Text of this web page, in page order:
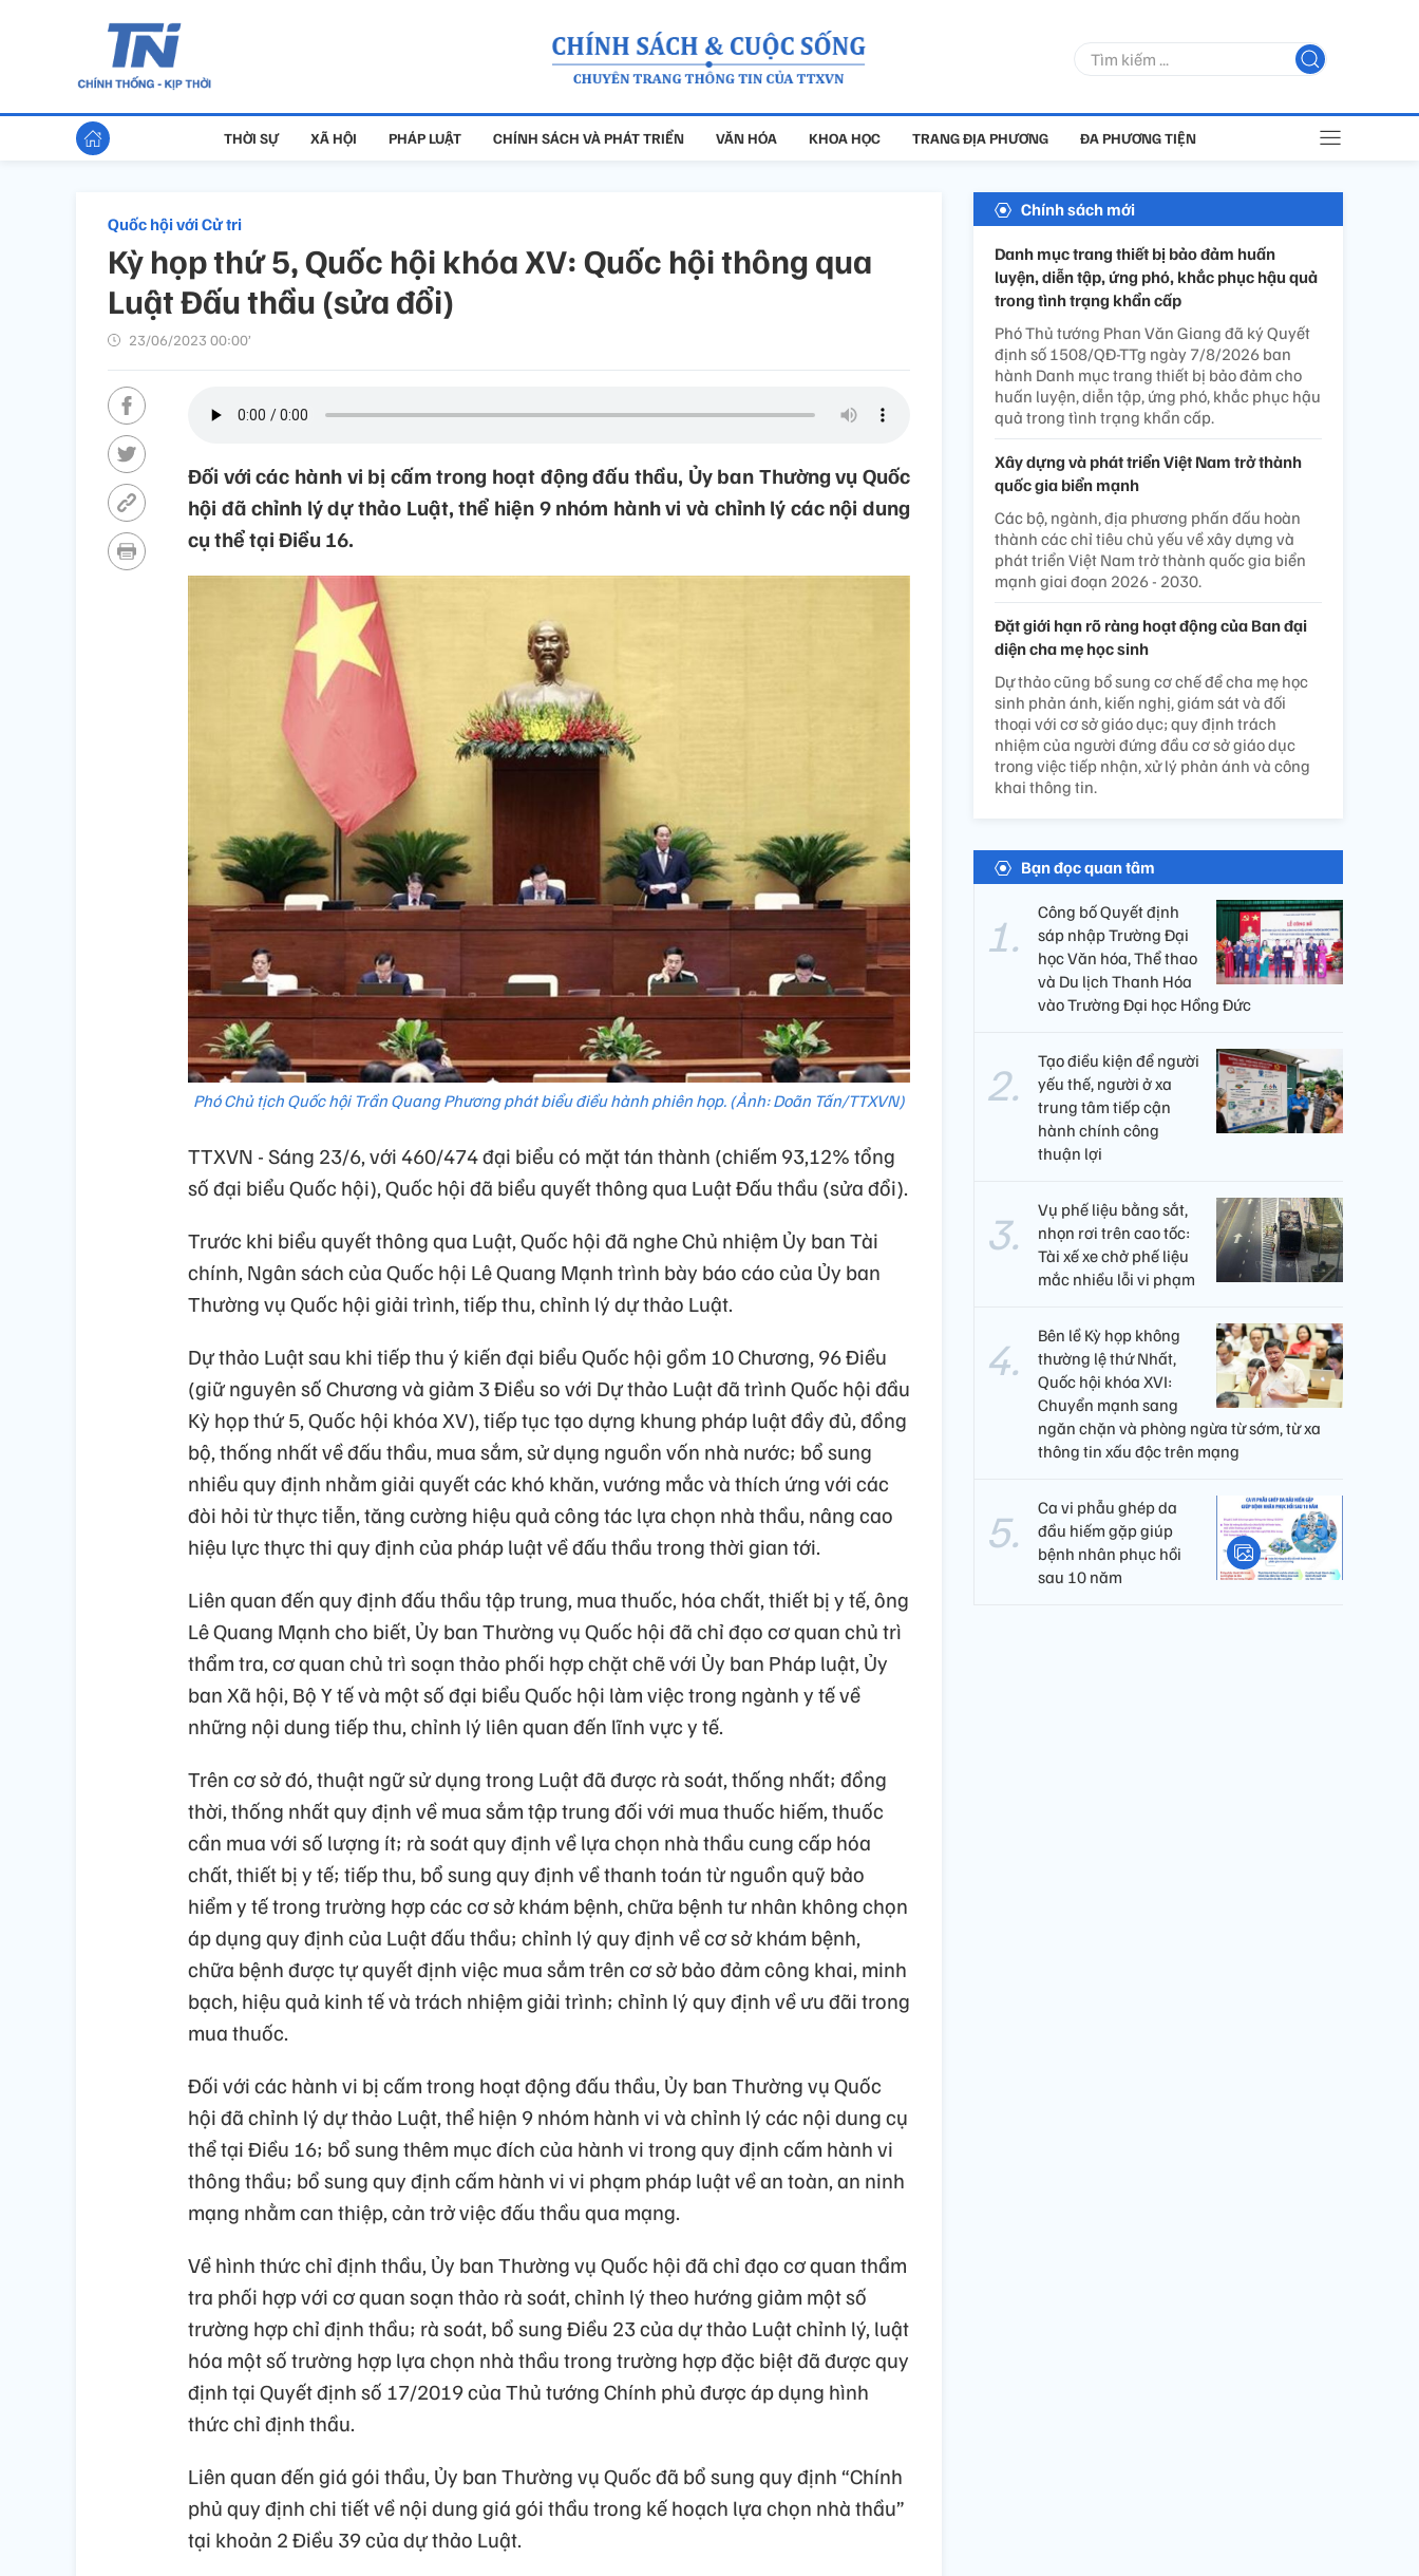
THỜI SỰ XÃ HỘI PHÁP LUẬT CHÍNH SÁCH VÀ PHÁT TRIỂN VĂN HÓA KHOA HỌC TRANG ĐỊA PHƯƠNG ĐA PHƯƠNG TIỆN
Quốc hội với Cử tri
Kỳ họp thứ 5, Quốc hội khóa XV: Quốc hội thông qua
Luật Đấu thầu (sửa đổi)
23/06/2023 00:00’
Đối với các hành vi bị cấm trong hoạt động đấu thầu, Ủy ban Thường vụ Quốc
hội đã chỉnh lý dự thảo Luật, thể hiện 9 nhóm hành vi và chỉnh lý các nội dung
cụ thể tại Điều 16.
Phó Chủ tịch Quốc hội Trần Quang Phương phát biểu điều hành phiên họp. (Ảnh: Doãn Tấn/TTXVN)
TTXVN - Sáng 23/6, với 460/474 đại biểu có mặt tán thành (chiếm 93,12% tổng
số đại biểu Quốc hội), Quốc hội đã biểu quyết thông qua Luật Đấu thầu (sửa đổi).
Trước khi biểu quyết thông qua Luật, Quốc hội đã nghe Chủ nhiệm Ủy ban Tài
chính, Ngân sách của Quốc hội Lê Quang Mạnh trình bày báo cáo của Ủy ban
Thường vụ Quốc hội giải trình, tiếp thu, chỉnh lý dự thảo Luật.
Dự thảo Luật sau khi tiếp thu ý kiến đại biểu Quốc hội gồm 10 Chương, 96 Điều
(giữ nguyên số Chương và giảm 3 Điều so với Dự thảo Luật đã trình Quốc hội đầu
Kỳ họp thứ 5, Quốc hội khóa XV), tiếp tục tạo dựng khung pháp luật đầy đủ, đồng
bộ, thống nhất về đấu thầu, mua sắm, sử dụng nguồn vốn nhà nước; bổ sung
nhiều quy định nhằm giải quyết các khó khăn, vướng mắc và thích ứng với các
đòi hỏi từ thực tiễn, tăng cường hiệu quả công tác lựa chọn nhà thầu, nâng cao
hiệu lực thực thi quy định của pháp luật về đấu thầu trong thời gian tới.
Liên quan đến quy định đấu thầu tập trung, mua thuốc, hóa chất, thiết bị y tế, ông
Lê Quang Mạnh cho biết, Ủy ban Thường vụ Quốc hội đã chỉ đạo cơ quan chủ trì
thẩm tra, cơ quan chủ trì soạn thảo phối hợp chặt chẽ với Ủy ban Pháp luật, Ủy
ban Xã hội, Bộ Y tế và một số đại biểu Quốc hội làm việc trong ngành y tế về
những nội dung tiếp thu, chỉnh lý liên quan đến lĩnh vực y tế.
Trên cơ sở đó, thuật ngữ sử dụng trong Luật đã được rà soát, thống nhất; đồng
thời, thống nhất quy định về mua sắm tập trung đối với mua thuốc hiếm, thuốc
cần mua với số lượng ít; rà soát quy định về lựa chọn nhà thầu cung cấp hóa
chất, thiết bị y tế; tiếp thu, bổ sung quy định về thanh toán từ nguồn quỹ bảo
hiểm y tế trong trường hợp các cơ sở khám bệnh, chữa bệnh tư nhân không chọn
áp dụng quy định của Luật đấu thầu; chỉnh lý quy định về cơ sở khám bệnh,
chữa bệnh được tự quyết định việc mua sắm trên cơ sở bảo đảm công khai, minh
bạch, hiệu quả kinh tế và trách nhiệm giải trình; chỉnh lý quy định về ưu đãi trong
mua thuốc.
Đối với các hành vi bị cấm trong hoạt động đấu thầu, Ủy ban Thường vụ Quốc
hội đã chỉnh lý dự thảo Luật, thể hiện 9 nhóm hành vi và chỉnh lý các nội dung cụ
thể tại Điều 16; bổ sung thêm mục đích của hành vi trong quy định cấm hành vi
thông thầu; bổ sung quy định cấm hành vi vi phạm pháp luật về an toàn, an ninh
mạng nhằm can thiệp, cản trở việc đấu thầu qua mạng.
Về hình thức chỉ định thầu, Ủy ban Thường vụ Quốc hội đã chỉ đạo cơ quan thẩm
tra phối hợp với cơ quan soạn thảo rà soát, chỉnh lý theo hướng giảm một số
trường hợp chỉ định thầu; rà soát, bổ sung Điều 23 của dự thảo Luật chỉnh lý, luật
hóa một số trường hợp lựa chọn nhà thầu trong trường hợp đặc biệt đã được quy
định tại Quyết định số 17/2019 của Thủ tướng Chính phủ được áp dụng hình
thức chỉ định thầu.
Liên quan đến giá gói thầu, Ủy ban Thường vụ Quốc đã bổ sung quy định “Chính
phủ quy định chi tiết về nội dung giá gói thầu trong kế hoạch lựa chọn nhà thầu”
tại khoản 2 Điều 39 của dự thảo Luật.
Chính sách mới
Danh mục trang thiết bị bảo đảm huấn
luyện, diễn tập, ứng phó, khắc phục hậu quả
trong tình trạng khẩn cấp
Phó Thủ tướng Phan Văn Giang đã ký Quyết
định số 1508/QĐ-TTg ngày 7/8/2026 ban
hành Danh mục trang thiết bị bảo đảm cho
huấn luyện, diễn tập, ứng phó, khắc phục hậu
quả trong tình trạng khẩn cấp.
Xây dựng và phát triển Việt Nam trở thành
quốc gia biển mạnh
Các bộ, ngành, địa phương phấn đấu hoàn
thành các chỉ tiêu chủ yếu về xây dựng và
phát triển Việt Nam trở thành quốc gia biển
mạnh giai đoạn 2026 - 2030.
Đặt giới hạn rõ ràng hoạt động của Ban đại
diện cha mẹ học sinh
Dự thảo cũng bổ sung cơ chế để cha mẹ học
sinh phản ánh, kiến nghị, giám sát và đối
thoại với cơ sở giáo dục; quy định trách
nhiệm của người đứng đầu cơ sở giáo dục
trong việc tiếp nhận, xử lý phản ánh và công
khai thông tin.
Bạn đọc quan tâm
Công bố Quyết định
sáp nhập Trường Đại
học Văn hóa, Thể thao
và Du lịch Thanh Hóa
vào Trường Đại học Hồng Đức
Tạo điều kiện để người
yếu thế, người ở xa
trung tâm tiếp cận
hành chính công
thuận lợi
Vụ phế liệu bằng sắt,
nhọn rơi trên cao tốc:
Tài xế xe chở phế liệu
mắc nhiều lỗi vi phạm
Bên lề Kỳ họp không
thường lệ thứ Nhất,
Quốc hội khóa XVI:
Chuyển mạnh sang
ngăn chặn và phòng ngừa từ sớm, từ xa
thông tin xấu độc trên mạng
Ca vi phẫu ghép da
đầu hiếm gặp giúp
bệnh nhân phục hồi
sau 10 năm